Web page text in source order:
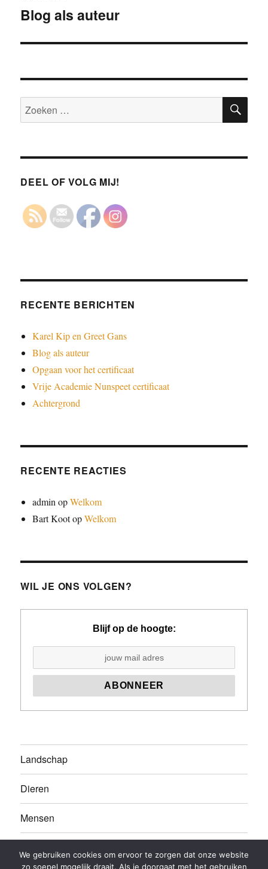
Blog als auteur
DEEL OF VOLG MIJ!
RECENTE BERICHTEN
Karel Kip en Greet Gans
Blog als auteur
Opgaan voor het certificaat
Vrije Academie Nunspeet certificaat
Achtergrond
RECENTE REACTIES
admin opWelkom
Bart KootopWelkom
WIL JE ONS VOLGEN?
Blijf op de hoogte:
Landschap
Dieren
Mensen
We gebruiken cookies om ervoor te zorgen dat onze website
zo soepel mogelijk draait. Als je doorgaat met het gebruiken